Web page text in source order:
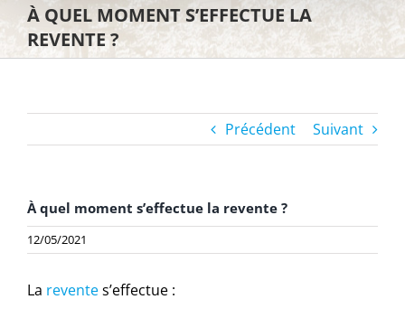
À QUEL MOMENT S’EFFECTUE LA
REVENTE ?
Précédent Suivant
À quel moment s’effectue la revente ?
12/05/2021
La reventes’effectue :